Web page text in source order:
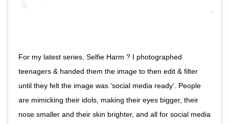
For my latest series, Selfie Harm ? I photographed
teenagers & handed them the image to then edit & filter
until they felt the image was ‘social media ready’. People
are mimicking their idols, making their eyes bigger, their
nose smaller and their skin brighter, and all for social media